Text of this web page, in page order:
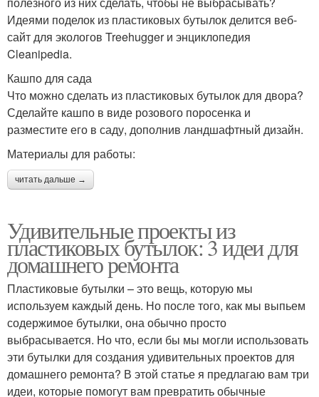
Идеями поделок из пластиковых бутылок делится веб-
сайт для экологов Treehugger и энциклопедия
Cleanipedia.
Кашпо для сада
Что можно сделать из пластиковых бутылок для двора?
Сделайте кашпо в виде розового поросенка и
разместите его в саду, дополнив ландшафтный дизайн.
Материалы для работы:
читать дальше →
Удивительные проекты из
пластиковых бутылок: 3 идеи для
домашнего ремонта
Пластиковые бутылки – это вещь, которую мы
используем каждый день. Но после того, как мы выпьем
содержимое бутылки, она обычно просто
выбрасывается. Но что, если бы мы могли использовать
эти бутылки для создания удивительных проектов для
домашнего ремонта? В этой статье я предлагаю вам три
идеи, которые помогут вам превратить обычные